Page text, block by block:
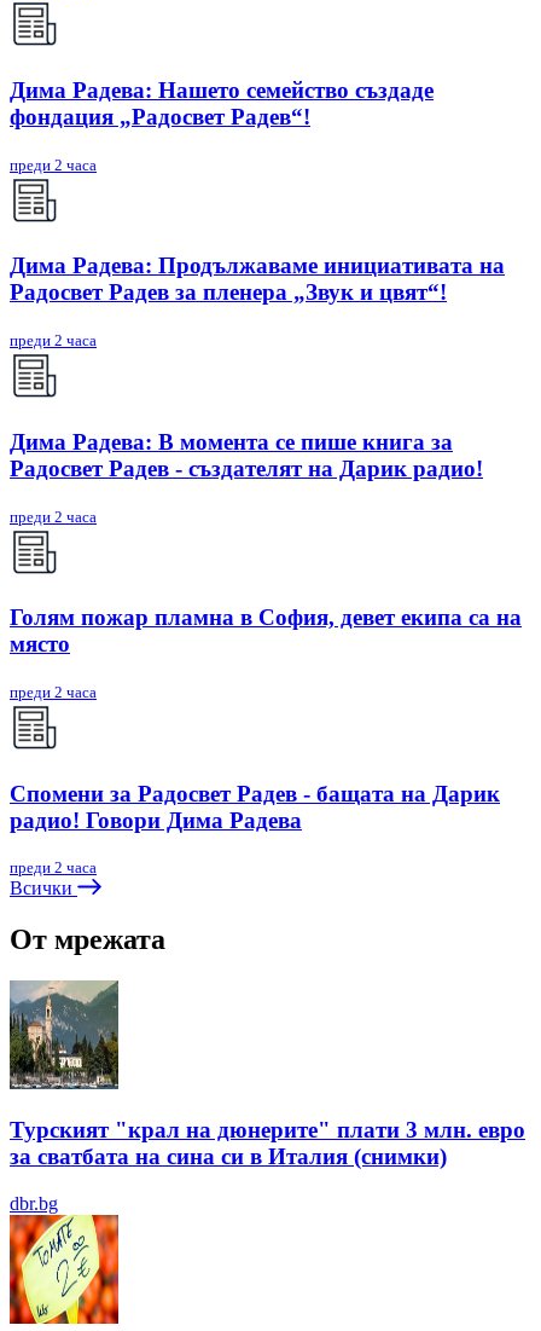
Дима Радева: Нашето семейство създаде
фондация „Радосвет Радев“!
преди 2 часа
Дима Радева: Продължаваме инициативата на
Радосвет Радев за пленера „Звук и цвят“!
преди 2 часа
Дима Радева: В момента се пише книга за
Радосвет Радев - създателят на Дарик радио!
преди 2 часа
Голям пожар пламна в София, девет екипа са на
място
преди 2 часа
Спомени за Радосвет Радев - бащата на Дарик
радио! Говори Дима Радева
преди 2 часа
Всички
От мрежата
Турският "крал на дюнерите" плати 3 млн. евро
за сватбата на сина си в Италия (снимки)
dbr.bg